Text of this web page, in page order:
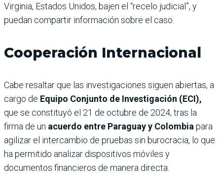
Virginia, Estados Unidos, bajen el “recelo judicial”, y
puedan compartir información sobre el caso.
Cooperación Internacional
Cabe resaltar que las investigaciones siguen abiertas, a
cargo de Equipo Conjunto de Investigación (ECI),
que se constituyó el 21 de octubre de 2024, tras la
firma de un acuerdo entre Paraguay y Colombia para
agilizar el intercambio de pruebas sin burocracia, lo que
ha permitido analizar dispositivos móviles y
documentos financieros de manera directa.